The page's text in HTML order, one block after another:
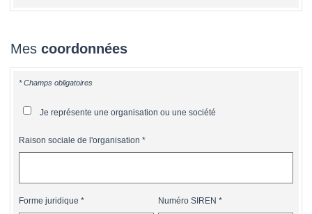
Mes coordonnées
* Champs obligatoires
Je représente une organisation ou une société
Raison sociale de l'organisation
Forme juridique Numéro SIREN